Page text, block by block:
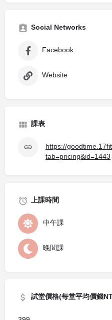
Social Networks
Facebook
Website
課表
https://
tab=pricing&id=1443
上課時間
中午課
晚間課
試堂價格(每堂平均價錢